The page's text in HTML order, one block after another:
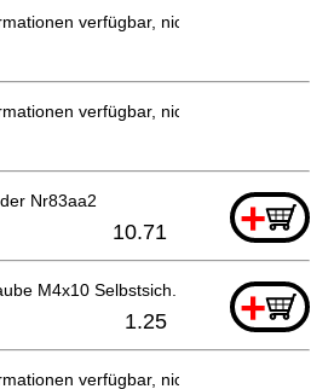
verfügbar, nicht bestellbar
verfügbar, nicht bestellbar
Nr83aa2 +
10.71
M4x10 Selbstsich. +
1.25
verfügbar, nicht bestellbar